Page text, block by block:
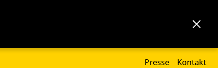
Presse Kontakt